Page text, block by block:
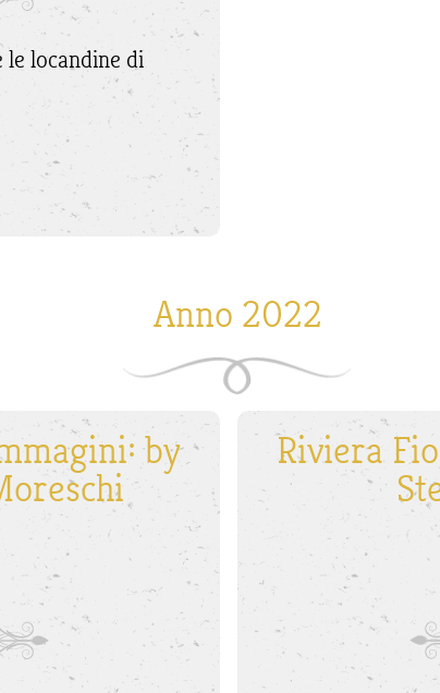
le locandine di
Anno 2022
by
Riviera